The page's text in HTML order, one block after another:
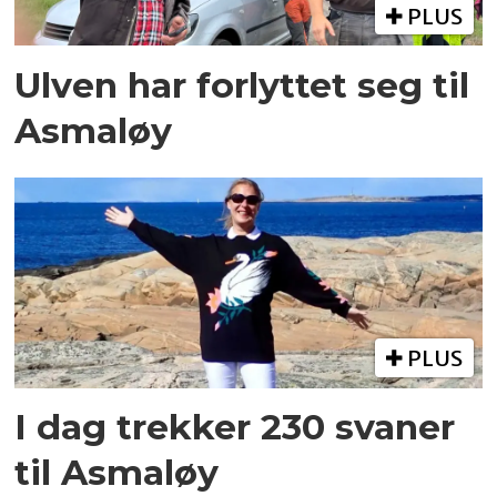
PLUS
Ulven har forlyttet seg til
Asmaløy
PLUS
I dag trekker 230 svaner
til Asmaløy